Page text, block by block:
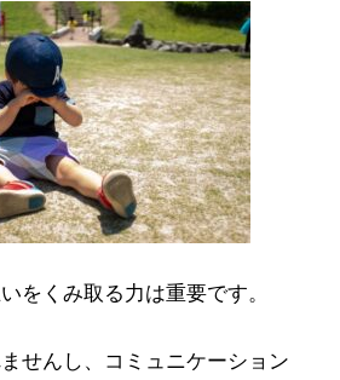
をくみ取る力は重要です。
せんし、コミュニケーション